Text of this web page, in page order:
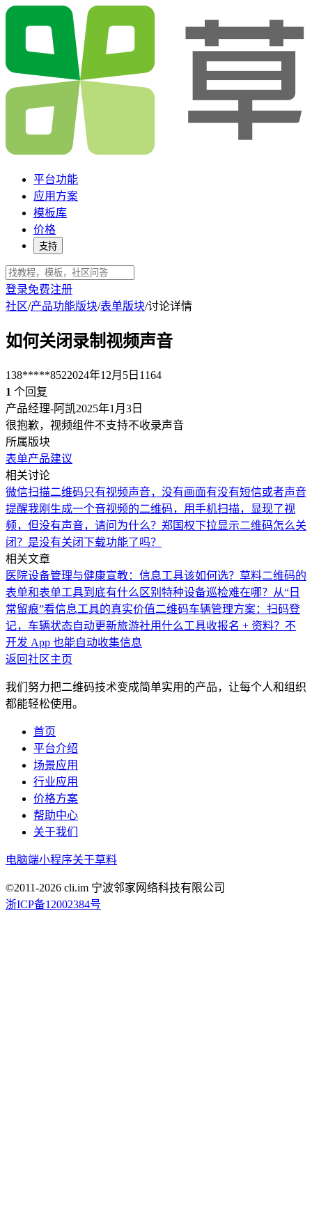
平台功能
应用方案
模板库
价格
支持
登录免费注册
社区/产品功能版块/表单版块/讨论详情
如何关闭录制视频声音
138*****8522024年12月5日 1164
1 个回复
产品经理-阿凯2025年1月3日
很抱歉，视频组件不支持不收录声音
所属版块
表单产品建议
相关讨论
微信扫描二维码只有视频声音，没有画面有没有短信或者声音
提醒我刚生成一个音视频的二维码，用手机扫描，显现了视
频，但没有声音，请问为什么？郑国权下拉显示二维码怎么关
闭？ 是没有关闭下载功能了吗？
相关文章
医院设备管理与健康宣教：信息工具该如何选？ 草料二维码的
表单和表单工具到底有什么区别 特种设备巡检难在哪？从“日
常留痕”看信息工具的真实价值二维码车辆管理方案：扫码登
记，车辆状态自动更新旅游社用什么工具收报名 + 资料？不
开发 App 也能自动收集信息
返回社区主页
我们努力把二维码技术变成简单实用的产品，让每个人和组织
都能轻松使用。
首页
平台介绍
场景应用
行业应用
价格方案
帮助中心
关于我们
电脑端小程序关于草料
©2011-2026 cli.im 宁波邻家网络科技有限公司
浙ICP备12002384号